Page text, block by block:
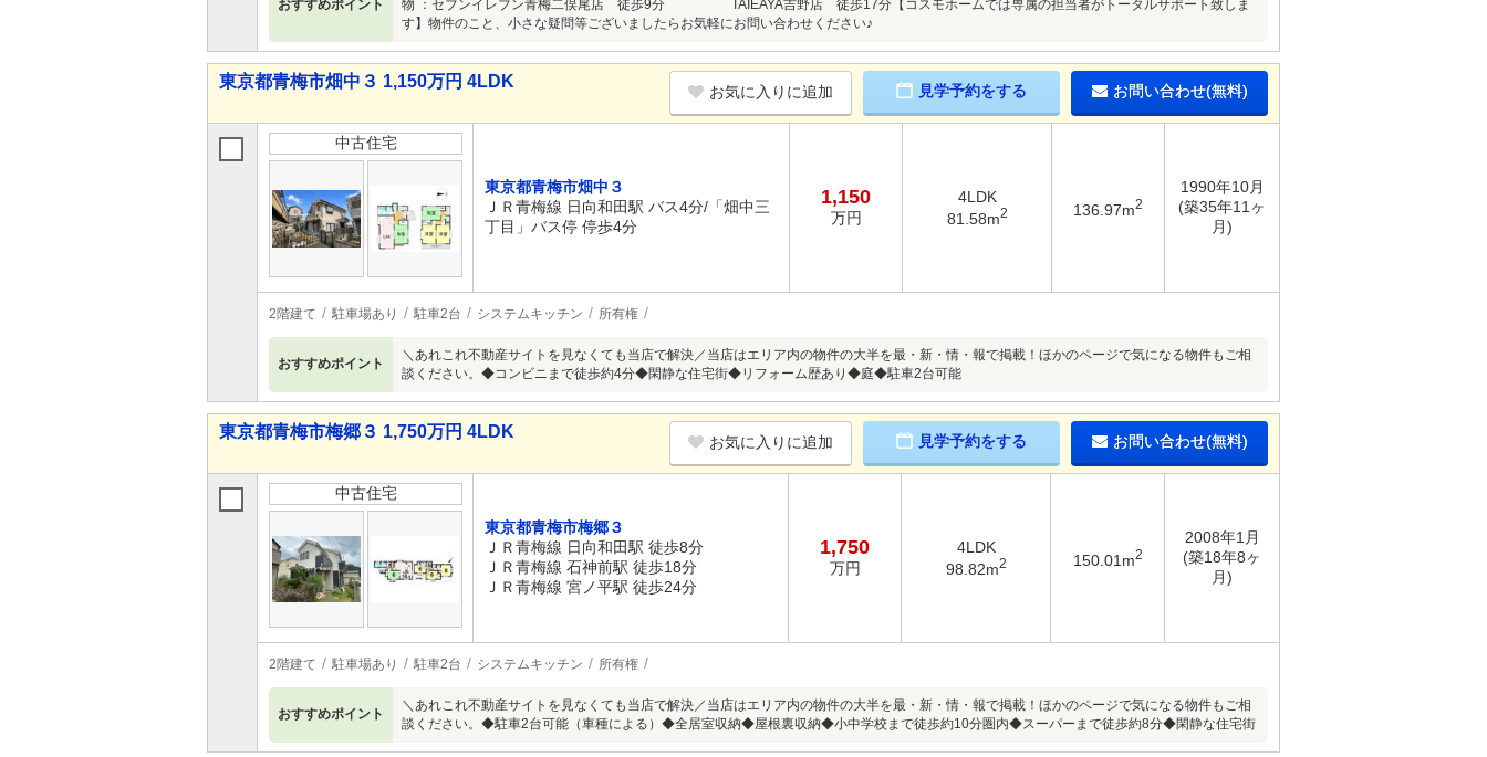
おすすめポイント
物 ：セブンイレブン青梅二俣尾店 徒歩9分 TAIEAYA吉野店 徒歩17分【コスモホームでは専属の担当者がトータルサポート致しま
す】物件のこと、小さな疑問等ございましたらお気軽にお問い合わせください♪
東京都青梅市畑中３ 1,150万円 4LDK
お気に入りに追加 見学予約をする お問い合わせ(無料)
中古住宅
東京都青梅市畑中３
ＪＲ青梅線 日向和田駅 バス4分/「畑中三
丁目」バス停 停歩4分
1,150
万円
4LDK
81.58m2 136.97m2
1990年10月
(築35年11ヶ
月)
2階建て 駐車場あり 駐車2台 システムキッチン 所有権
おすすめポイント
＼あれこれ不動産サイトを見なくても当店で解決／当店はエリア内の物件の大半を最・新・情・報で掲載！ほかのページで気になる物件もご相
談ください。◆コンビニまで徒歩約4分◆閑静な住宅街◆リフォーム歴あり◆庭◆駐車2台可能
東京都青梅市梅郷３ 1,750万円 4LDK
お気に入りに追加 見学予約をする お問い合わせ(無料)
中古住宅
東京都青梅市梅郷３
ＪＲ青梅線 日向和田駅 徒歩8分
ＪＲ青梅線 石神前駅 徒歩18分
ＪＲ青梅線 宮ノ平駅 徒歩24分
1,750
万円
4LDK
98.82m2 150.01m2
2008年1月
(築18年8ヶ
月)
2階建て 駐車場あり 駐車2台 システムキッチン 所有権
おすすめポイント
＼あれこれ不動産サイトを見なくても当店で解決／当店はエリア内の物件の大半を最・新・情・報で掲載！ほかのページで気になる物件もご相
談ください。◆駐車2台可能（車種による）◆全居室収納◆屋根裏収納◆小中学校まで徒歩約10分圏内◆スーパーまで徒歩約8分◆閑静な住宅街